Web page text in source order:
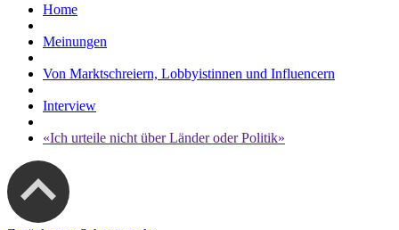
Home
Meinungen
Von Marktschreiern, Lobbyistinnen und Influencern
Interview
«Ich urteile nicht über Länder oder Politik»